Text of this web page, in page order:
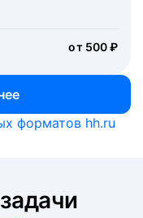
от 500 ₽
форматов hh.ru